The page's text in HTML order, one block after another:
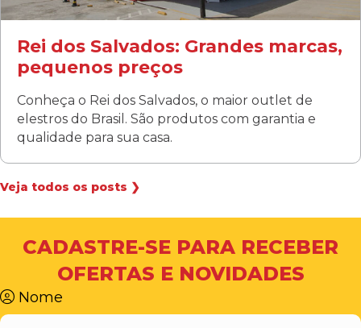
(41) 99249-4620
Rei dos Salvados: Grandes marcas,
pequenos preços
Conheça o Rei dos Salvados, o maior outlet de
elestros do Brasil. São produtos com garantia e
qualidade para sua casa.
Veja todos os posts ❯
CADASTRE-SE PARA RECEBER
OFERTAS E NOVIDADES
Nome